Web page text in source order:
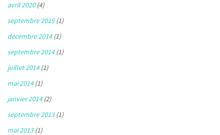
avril 2020(4)
septembre 2015(1)
décembre 2014(1)
septembre 2014(1)
juillet 2014(1)
mai 2014(1)
janvier 2014(2)
septembre 2013(1)
mai 2013(1)